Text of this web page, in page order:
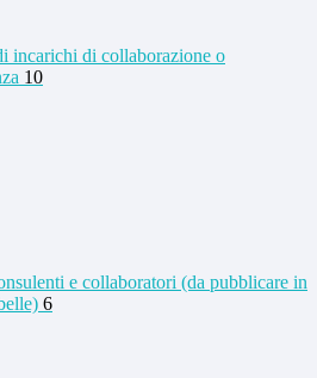
incarichi di collaborazione o
10
e collaboratori (da pubblicare in
6